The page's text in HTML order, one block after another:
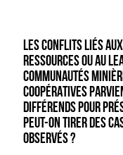
LES CONFLITS LIÉS
RESSOURCES OU AU
COMMUNAUTÉS
COOPÉRATIVES
DIFFÉRENDS POUR
PEUT-ON TIRER DES
OBSERVÉS ?